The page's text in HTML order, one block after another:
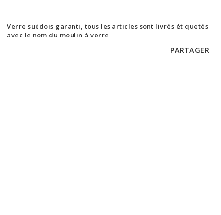
Verre suédois garanti, tous les articles sont livrés étiquetés
avec le nom du moulin à verre
PARTAGER